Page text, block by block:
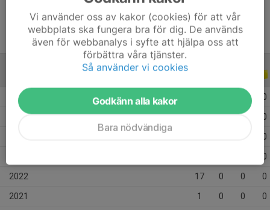
2026 0
2025 9 2 1 0
0
0
2022 17 0 0 0
2021 1 0 0 0
Vi använder oss av kakor (cookies) för att vår
webbplats ska fungera bra för dig. De används
även för webbanalys i syfte att hjälpa oss att
förbättra våra tjänster.
Så använder vi cookies
Godkänn alla kakor
Bara nödvändiga